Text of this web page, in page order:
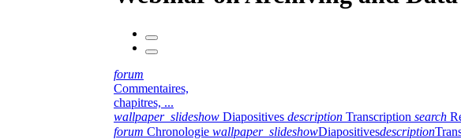
forum
Commentaires,
chapitres, ...
wallpaper_slideshow Diapositives description Transcription search
forum Chronologie wallpaper_slideshowDiapositivesdescription